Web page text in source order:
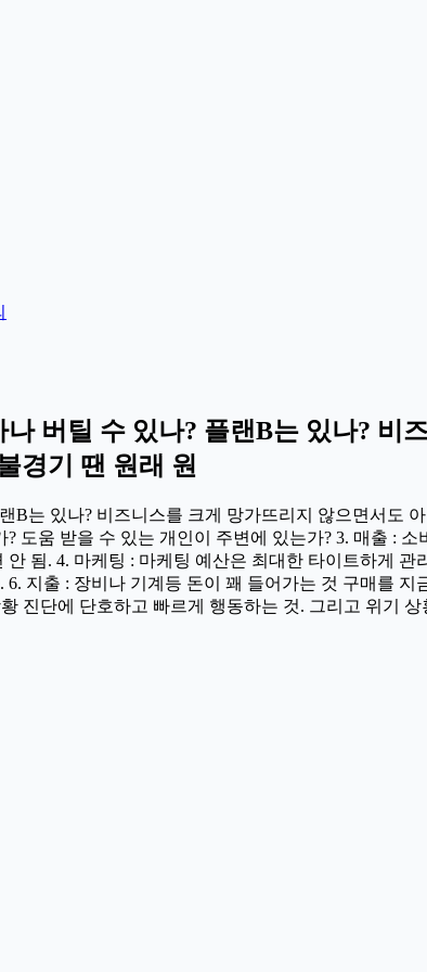
버틸 수 있나? 플랜B는 있나? 비
경기 땐 원래 원
B는 있나? 비즈니스를 크게 망가뜨리지 않으면서도
도움 받을 수 있는 개인이 주변에 있는가? 3. 매출 :
됨. 4. 마케팅 : 마케팅 예산은 최대한 타이트하게
지출 : 장비나 기계등 돈이 꽤 들어가는 것 구매를
진단에 단호하고 빠르게 행동하는 것. 그리고 위기